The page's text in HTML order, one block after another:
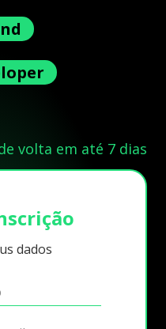
volta em até 7 dias
dados